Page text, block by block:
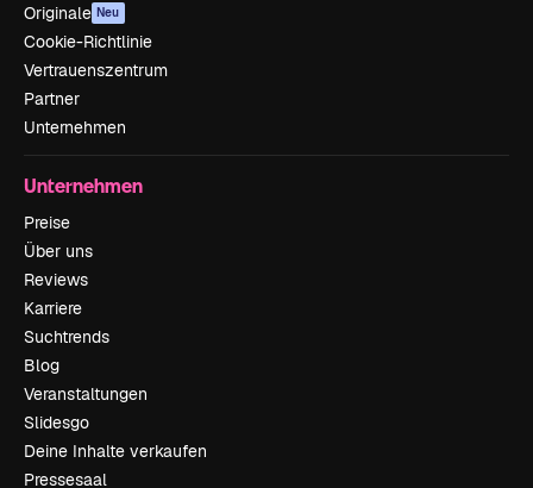
Originale Neu
Cookie-Richtlinie
Vertrauenszentrum
Partner
Unternehmen
Unternehmen
Preise
Über uns
Reviews
Karriere
Suchtrends
Blog
Veranstaltungen
Slidesgo
Deine Inhalte verkaufen
Pressesaal